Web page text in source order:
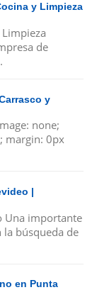
y Limpieza
de
y
none;
margin: 0px
|
Una importante
la búsqueda de
en Punta